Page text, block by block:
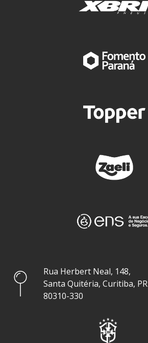
Rua Herbert Neal, 148,
Santa Quitéria, Curitiba, PR
80310-330